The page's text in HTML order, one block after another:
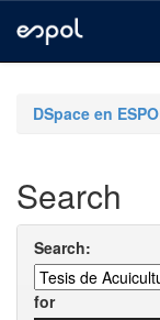
navigationDSpace en
Search
Search:
for